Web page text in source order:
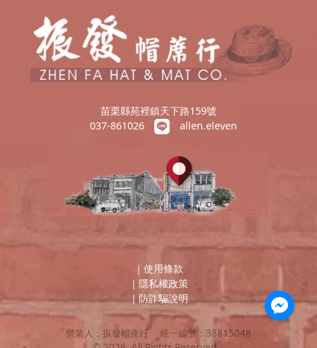
苗栗縣苑裡鎮天下路159號
037-861026
allen.eleven
｜ 使用條款
｜ 隱私權政策
｜防詐騙說明
營業人： 振發帽蓆行 統一編號： 38815048